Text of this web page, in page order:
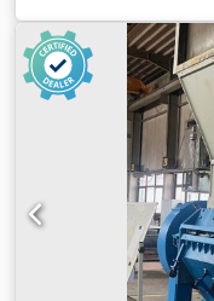
разделения
Оснащён
среза для защиты от
Sgs Ad Ssa Ротор
мм Закрытый ротор с
ножами на кассетах
ножей
выбору С прижимным
Приводная мощность: